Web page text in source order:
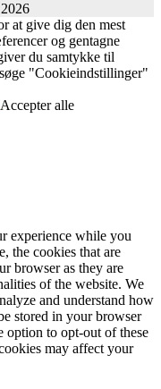
at give dig den mest
og gentagne
du samtykke til
"Cookieindstillinger"
Accepter alle
experience while you
the cookies that are
browser as they are
of the website. We
and understand how
stored in your browser
option to opt-out of these
may affect your